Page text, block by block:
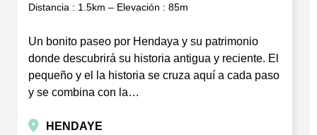
Distancia : 1.5km – Elevación : 85m
Un bonito paseo por Hendaya y su patrimonio
donde descubrirá su historia antigua y reciente. El
pequeño y el la historia se cruza aquí a cada paso
y se combina con la…
HENDAYE